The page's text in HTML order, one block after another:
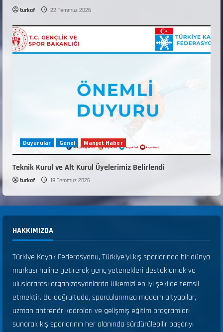
turkaf 22 Temmuz 2026
Duyurular Genel Manşet Haber
Teknik Kurul ve Alt Kurul Üyelerimiz Belirlendi
turkaf 18 Temmuz 2026
HAKKIMIZDA
Türkiye Kayak Federasyonu, Türkiye’yi kış sporlarında bir dünya
markası haline getirerek genç yetenekleri desteklemek ve
uluslararası organizasyonlarda ülkemizi en iyi şekilde temsil
etmektir. Bu doğrultuda, sporcularımıza modern altyapılar,
uzman antrenör kadroları ve gelişmiş eğitim programları
sunarak kış sporlarının her alanında sürdürülebilir başarıyı